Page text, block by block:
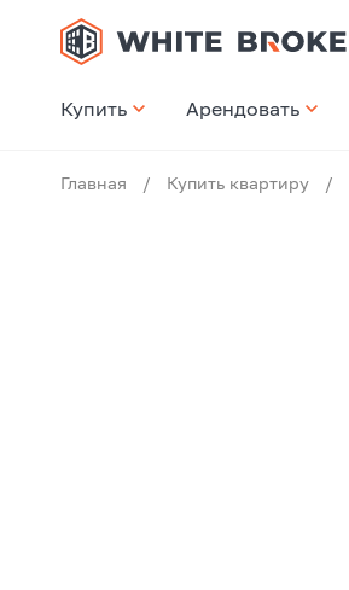
Купить Арендовать
Главная / Купить квартиру /